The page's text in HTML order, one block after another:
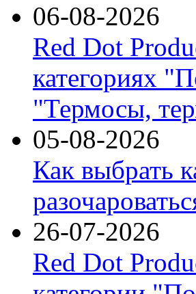
06-08-2026
Red Dot
категориях
"Термосы,
05-08-2026
Как выбрать
26-07-2026
Red Dot